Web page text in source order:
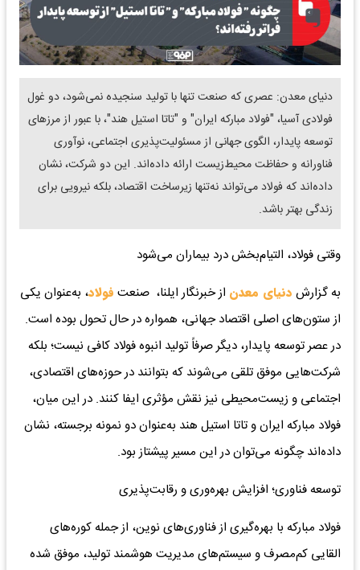
دنیای معدن: عصری که صنعت تنها با تولید سنجیده نمی‌شود، دو غول
فولادی آسیا، "فولاد مبارکه ایران" و "تاتا استیل هند"، با عبور از مرزهای
توسعه پایدار، الگوی جهانی از مسئولیت‌پذیری اجتماعی، نوآوری
فناورانه و حفاظت محیط‌زیست ارائه داده‌اند. این دو شرکت، نشان
داده‌اند که فولاد می‌تواند نه‌تنها زیرساخت اقتصاد، بلکه نیرویی برای
زندگی بهتر باشد.
وقتی فولاد، التیام‌بخش درد بیماران می‌شود
به گزارش دنیای معدن از خبرنگار ایلنا، صنعت فولاد، به‌عنوان یکی
از ستون‌های اصلی اقتصاد جهانی، همواره در حال تحول بوده است.
در عصر توسعه پایدار، دیگر صرفاً تولید انبوه فولاد کافی نیست؛ بلکه
شرکت‌هایی موفق تلقی می‌شوند که بتوانند در حوزه‌های اقتصادی،
اجتماعی و زیست‌محیطی نیز نقش مؤثری ایفا کنند. در این میان،
فولاد مبارکه ایران و تاتا استیل هند به‌عنوان دو نمونه برجسته، نشان
داده‌اند چگونه می‌توان در این مسیر پیشتاز بود.
توسعه فناوری؛ افزایش بهره‌وری و رقابت‌پذیری
فولاد مبارکه با بهره‌گیری از فناوری‌های نوین، از جمله کوره‌های
القایی کم‌مصرف و سیستم‌های مدیریت هوشمند تولید، موفق شده